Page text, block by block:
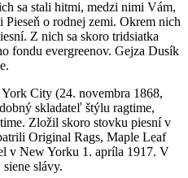
sa stali hitmi, medzi nimi Vám,
o rodnej zemi. Okrem nich
Z nich sa skoro tridsiatka
fondu evergreenov. Gejza Dusík
City (24. novembra 1868,
skladateľ štýlu ragtime,
Zložil skoro stovku piesní v
Original Rags, Maple Leaf
v New Yorku 1. apríla 1917. V
slávy.